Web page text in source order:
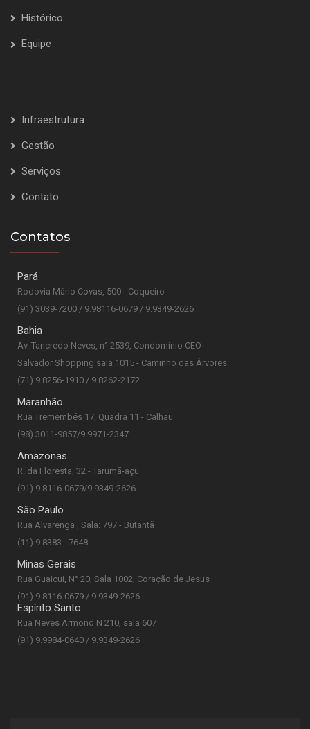
Histórico
Equipe
Infraestrutura
Gestão
Serviços
Contato
Contatos
Pará
Rodovia Mário Covas, 500 - Coqueiro
(91) 3039-7200 / 9.98116-0679 / 9.9349-2626
Bahia
Av. Tancredo Neves, n° 2539, Condomínio CEO
Salvador Shopping sala 1015 - Caminho das Árvores
(71) 9.8256-1910 / 9.8262-2172
Maranhão
Rua Tremembés 17, Quadra 11 - Calhau
(98) 3011-9857/9.9971-2347
Amazonas
R. da Floresta, 32 - Tarumã-açu
(91) 9.8116-0679/9.9349-2626
São Paulo
Rua Alvarenga , Sala: 797 - Butantã
(11) 9.8383 - 7648
Minas Gerais
Rua Guaicui, N° 20, Sala 1002, Coração de Jesus
(91) 9.8116-0679 / 9.9349-2626
Espírito Santo
Rua Neves Armond N 210, sala 607
(91) 9.9984-0640 / 9.9349-2626